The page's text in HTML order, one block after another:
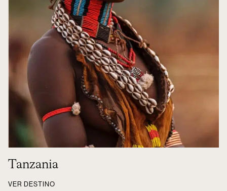
Tanzania
VER DESTINO